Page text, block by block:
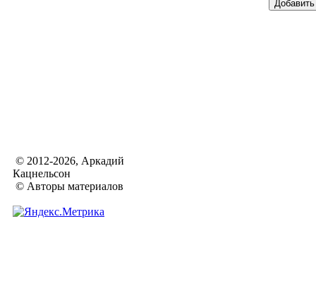
© 2012-2026, Аркадий
Кацнельсон
© Авторы материалов